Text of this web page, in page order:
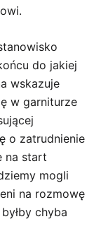
do jakiej
wskazuje
w garniturze
o zatrudnienie
na start
mogli
na rozmowę
chyba